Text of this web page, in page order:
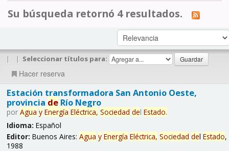
Su búsqueda retornó 4 resultados.
| | Seleccionar títulos para:
Hacer reserva
Estación transformadora San Antonio Oeste,
provincia deRío Negro
por Agua y Energía Eléctrica, Sociedad del Estado.
Idioma: Español
Editor: Buenos Aires: Agua y Energía Eléctrica, Sociedad del Estado,
1988